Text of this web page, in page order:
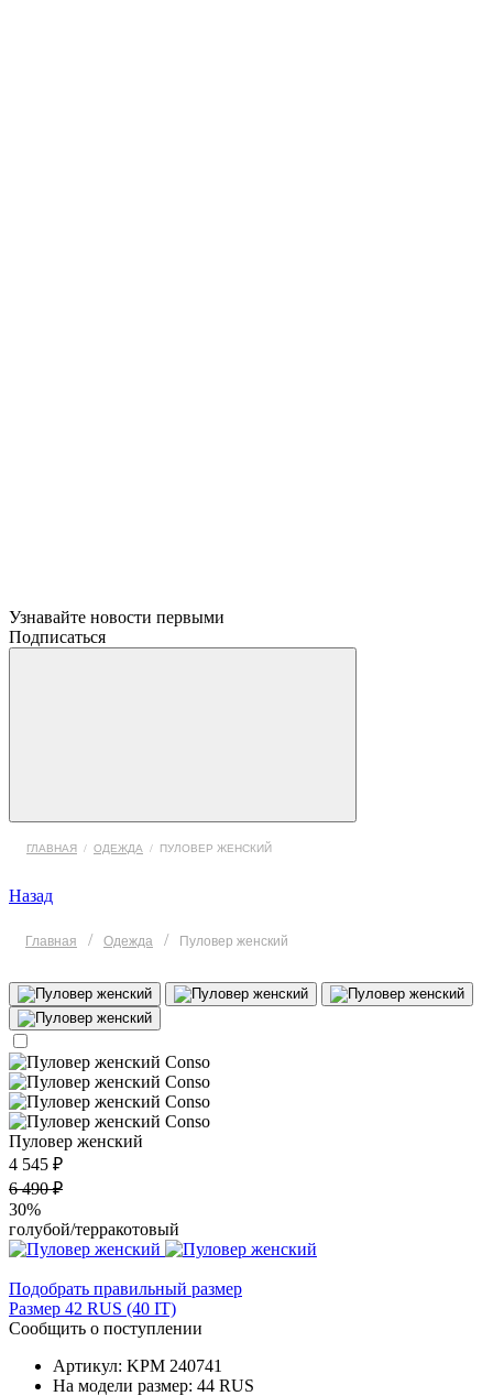
Узнавайте новости первыми
Подписаться
ГЛАВНАЯ / ОДЕЖДА / ПУЛОВЕР ЖЕНСКИЙ
Назад
Главная / Одежда / Пуловер женский
Пуловер женский
4 545 ₽
6 490 ₽
30%
голубой/терракотовый
Подобрать правильный размер
Размер 42 RUS (40 IT)
Сообщить о поступлении
Артикул: KPM 240741
На модели размер: 44 RUS